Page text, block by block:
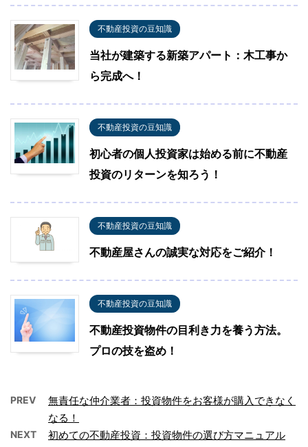
不動産投資の豆知識
当社が建築する新築アパート：木工事か
ら完成へ！
不動産投資の豆知識
初心者の個人投資家は始める前に不動産
投資のリターンを知ろう！
不動産投資の豆知識
不動産屋さんの誠実な対応をご紹介！
不動産投資の豆知識
不動産投資物件の目利き力を養う方法。
プロの技を盗め！
PREV
無責任な仲介業者：投資物件をお客様が購入できなく
なる！
NEXT 初めての不動産投資：投資物件の選び方マニュアル